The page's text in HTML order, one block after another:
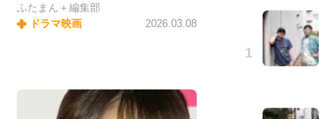
ふたまん＋編集部
ドラマ映画
2026.03.08